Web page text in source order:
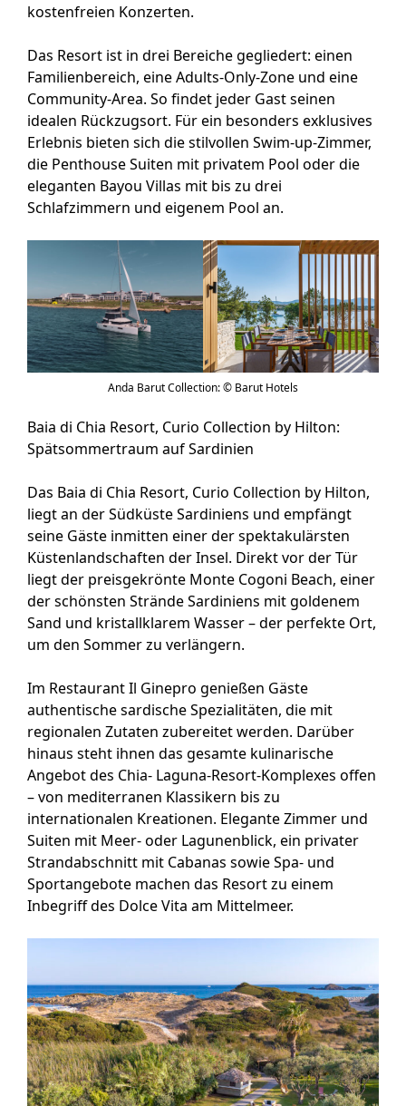
kostenfreien Konzerten.
Das Resort ist in drei Bereiche gegliedert: einen
Familienbereich, eine Adults-Only-Zone und eine
Community-Area. So findet jeder Gast seinen
idealen Rückzugsort. Für ein besonders exklusives
Erlebnis bieten sich die stilvollen Swim-up-Zimmer,
die Penthouse Suiten mit privatem Pool oder die
eleganten Bayou Villas mit bis zu drei
Schlafzimmern und eigenem Pool an.
Anda Barut Collection: © Barut Hotels
Baia di Chia Resort, Curio Collection by Hilton:
Spätsommertraum auf Sardinien
Das Baia di Chia Resort, Curio Collection by Hilton,
liegt an der Südküste Sardiniens und empfängt
seine Gäste inmitten einer der spektakulärsten
Küstenlandschaften der Insel. Direkt vor der Tür
liegt der preisgekrönte Monte Cogoni Beach, einer
der schönsten Strände Sardiniens mit goldenem
Sand und kristallklarem Wasser – der perfekte Ort,
um den Sommer zu verlängern.
Im Restaurant Il Ginepro genießen Gäste
authentische sardische Spezialitäten, die mit
regionalen Zutaten zubereitet werden. Darüber
hinaus steht ihnen das gesamte kulinarische
Angebot des Chia- Laguna-Resort-Komplexes offen
– von mediterranen Klassikern bis zu
internationalen Kreationen. Elegante Zimmer und
Suiten mit Meer- oder Lagunenblick, ein privater
Strandabschnitt mit Cabanas sowie Spa- und
Sportangebote machen das Resort zu einem
Inbegriff des Dolce Vita am Mittelmeer.